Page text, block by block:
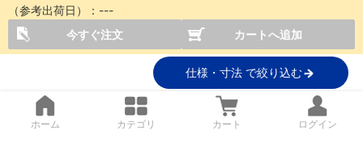
（参考出荷日）： ---
今すぐ注文
カートへ追加
仕様・寸法 で絞り込む
ホーム カテゴリ カート ログイン